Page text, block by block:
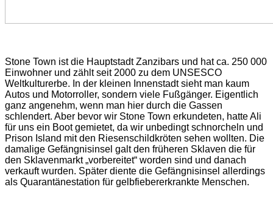
Stone Town ist die Hauptstadt Zanzibars und hat ca. 250 000
Einwohner und zählt seit 2000 zu dem UNSESCO
Weltkulturerbe. In der kleinen Innenstadt sieht man kaum
Autos und Motorroller, sondern viele Fußgänger. Eigentlich
ganz angenehm, wenn man hier durch die Gassen
schlendert. Aber bevor wir Stone Town erkundeten, hatte Ali
für uns ein Boot gemietet, da wir unbedingt schnorcheln und
Prison Island mit den Riesenschildkröten sehen wollten. Die
damalige Gefängnisinsel galt den früheren Sklaven die für
den Sklavenmarkt „vorbereitet“ worden sind und danach
verkauft wurden. Später diente die Gefängnisinsel allerdings
als Quarantänestation für gelbfiebererkrankte Menschen.